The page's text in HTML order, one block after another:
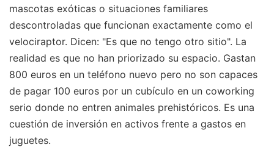
mascotas exóticas o situaciones familiares
descontroladas que funcionan exactamente como el
velociraptor. Dicen: "Es que no tengo otro sitio". La
realidad es que no han priorizado su espacio. Gastan
800 euros en un teléfono nuevo pero no son capaces
de pagar 100 euros por un cubículo en un coworking
serio donde no entren animales prehistóricos. Es una
cuestión de inversión en activos frente a gastos en
juguetes.